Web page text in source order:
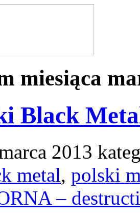
miesiąca
Black
2013
metal, polski
–